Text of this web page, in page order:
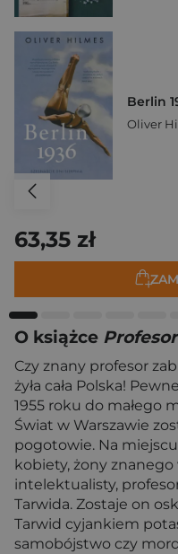
Berlin
Oliver
63,35 zł
O książce
Czy znany profesor
żyła cała Polska!
1955 roku do małego
Świat w Warszawie
pogotowie. Na
kobiety, żony
intelektualisty,
Tarwida. Zostaje on
Tarwid cyjankiem
samobójstwo czy